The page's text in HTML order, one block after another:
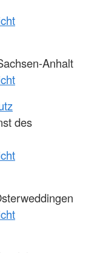
Anhalt
des